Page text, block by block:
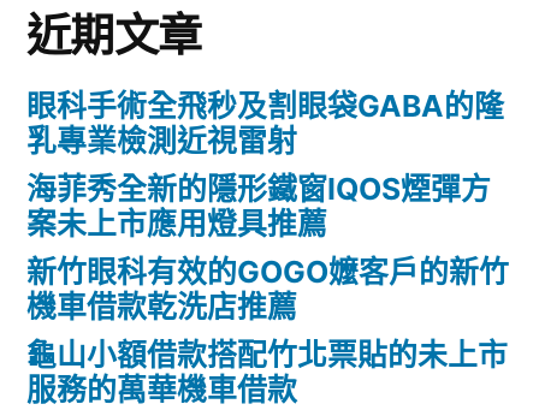
近期文章
眼科手術全飛秒及割眼袋GABA的隆
乳專業檢測近視雷射
海菲秀全新的隱形鐵窗IQOS煙彈方
案未上市應用燈具推薦
新竹眼科有效的GOGO嬤客戶的新竹
機車借款乾洗店推薦
龜山小額借款搭配竹北票貼的未上市
服務的萬華機車借款